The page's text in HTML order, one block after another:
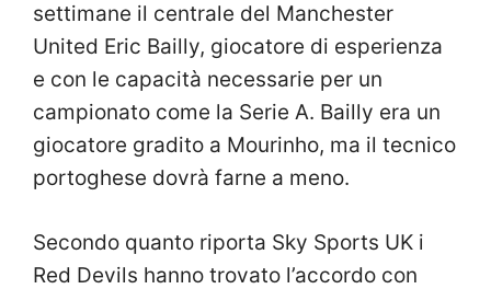
settimane il centrale del Manchester
United Eric Bailly, giocatore di esperienza
e con le capacità necessarie per un
campionato come la Serie A. Bailly era un
giocatore gradito a Mourinho, ma il tecnico
portoghese dovrà farne a meno.
Secondo quanto riporta Sky Sports UK i
Red Devils hanno trovato l’accordo con